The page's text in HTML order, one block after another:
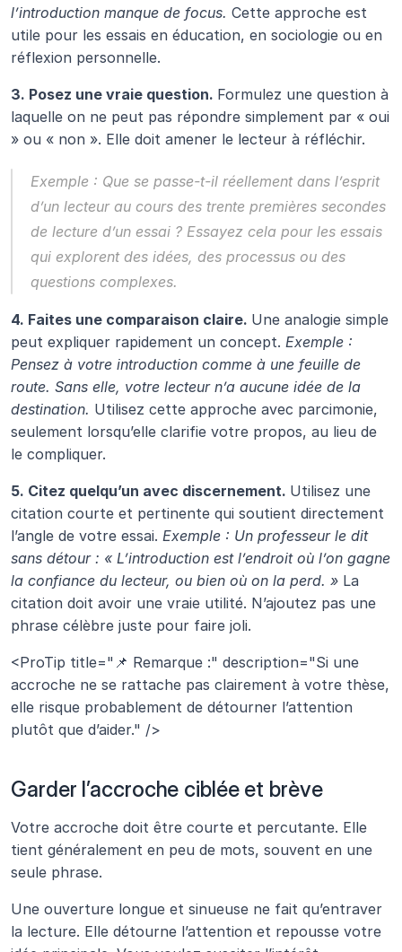
l’introduction manque de focus. Cette approche est
utile pour les essais en éducation, en sociologie ou en
réflexion personnelle.
3. Posez une vraie question. Formulez une question à
laquelle on ne peut pas répondre simplement par « oui
» ou « non ». Elle doit amener le lecteur à réfléchir.
Exemple : Que se passe-t-il réellement dans l’esprit
d’un lecteur au cours des trente premières secondes
de lecture d’un essai ? Essayez cela pour les essais
qui explorent des idées, des processus ou des
questions complexes.
4. Faites une comparaison claire. Une analogie simple
peut expliquer rapidement un concept. Exemple :
Pensez à votre introduction comme à une feuille de
route. Sans elle, votre lecteur n’a aucune idée de la
destination. Utilisez cette approche avec parcimonie,
seulement lorsqu’elle clarifie votre propos, au lieu de
le compliquer.
5. Citez quelqu’un avec discernement. Utilisez une
citation courte et pertinente qui soutient directement
l’angle de votre essai. Exemple : Un professeur le dit
sans détour : « L’introduction est l’endroit où l’on gagne
la confiance du lecteur, ou bien où on la perd. » La
citation doit avoir une vraie utilité. N’ajoutez pas une
phrase célèbre juste pour faire joli.
<ProTip title="📌 Remarque :" description="Si une
accroche ne se rattache pas clairement à votre thèse,
elle risque probablement de détourner l’attention
plutôt que d’aider." />
Garder l’accroche ciblée et brève
Votre accroche doit être courte et percutante. Elle
tient généralement en peu de mots, souvent en une
seule phrase.
Une ouverture longue et sinueuse ne fait qu’entraver
la lecture. Elle détourne l’attention et repousse votre